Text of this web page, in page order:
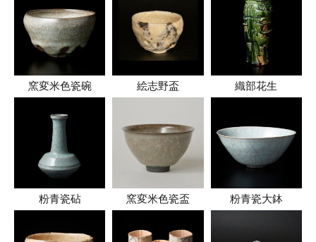
窯変米色瓷碗 絵志野盃 織部花生
粉青瓷砧 窯変米色瓷盃 粉青瓷大鉢